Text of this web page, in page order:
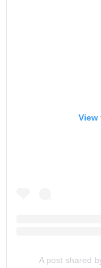
View
A post shared